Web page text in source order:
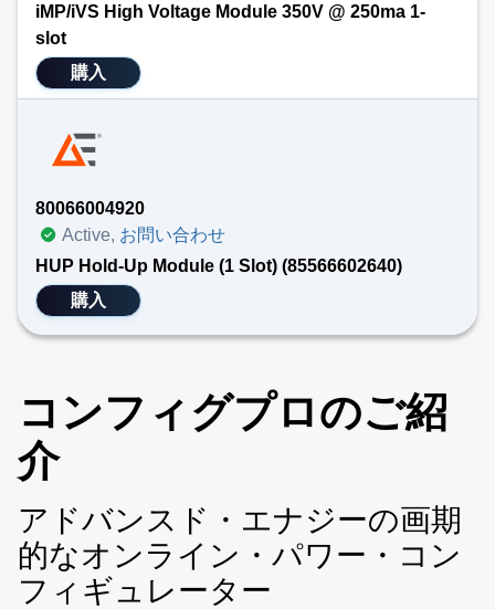
iMP/iVS High Voltage Module 350V @ 250ma 1-
slot
購入
80066004920
Active, お問い合わせ
HUP Hold-Up Module (1 Slot) (85566602640)
購入
コンフィグプロのご紹
介
アドバンスド・エナジーの画期
的なオンライン・パワー・コン
フィギュレーター